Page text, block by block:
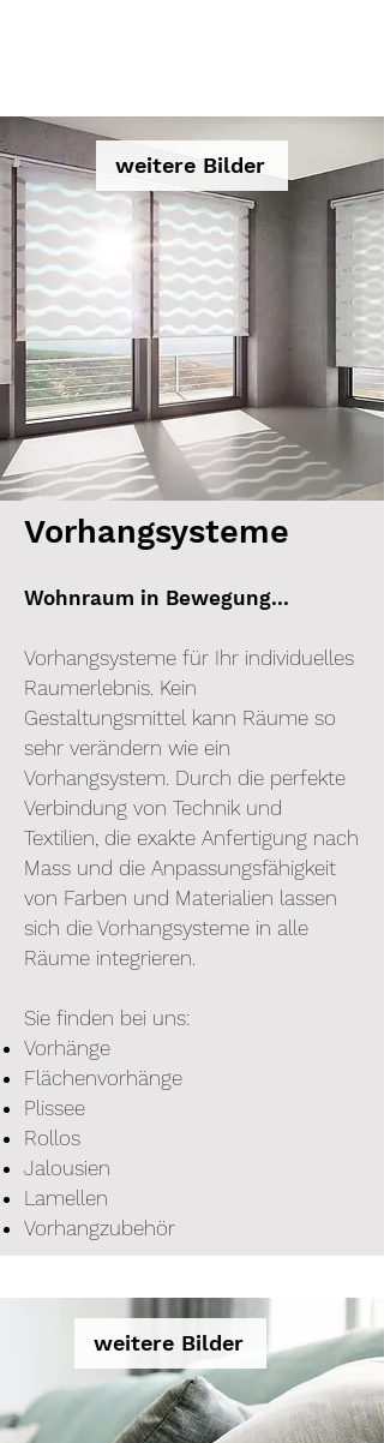
weitere Bilder
Vorhangsysteme
Wohnraum in Bewegung...
Vorhangsysteme für Ihr individuelles
Raumerlebnis. Kein
Gestaltungsmittel kann Räume so
sehr verändern wie ein
Vorhangsystem. Durch die perfekte
Verbindung von Technik und
Textilien, die exakte Anfertigung nach
Mass und die Anpassungsfähigkeit
von Farben und Materialien lassen
sich die Vorhangsysteme in alle
Räume integrieren.
Sie finden bei uns:
Vorhänge
Flächenvorhänge
Plissee
Rollos
Jalousien
Lamellen
Vorhangzubehör
weitere Bilder